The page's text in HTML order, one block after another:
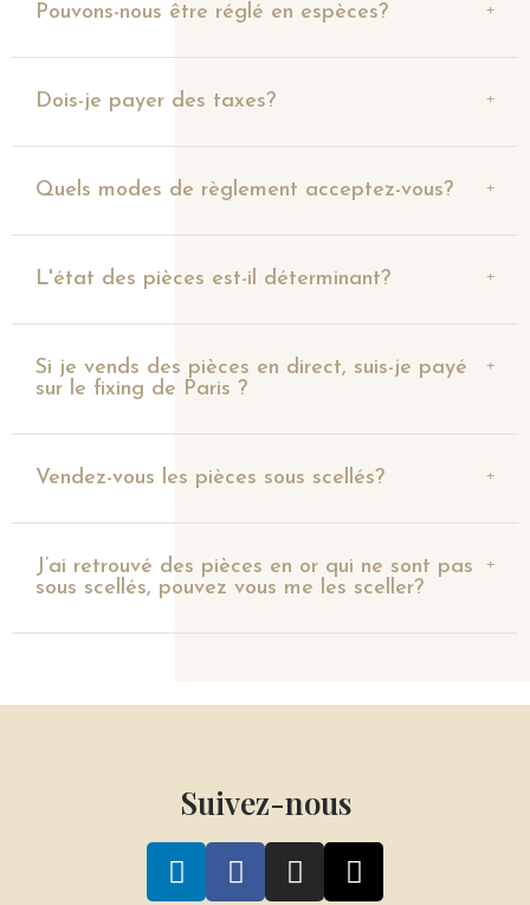
Pouvons-nous être réglé en espèces?
Dois-je payer des taxes?
Quels modes de règlement acceptez-vous?
L'état des pièces est-il déterminant?
Si je vends des pièces en direct, suis-je payé
sur le fixing de Paris ?
Vendez-vous les pièces sous scellés?
J’ai retrouvé des pièces en or qui ne sont pas
sous scellés, pouvez vous me les sceller?
Suivez-nous